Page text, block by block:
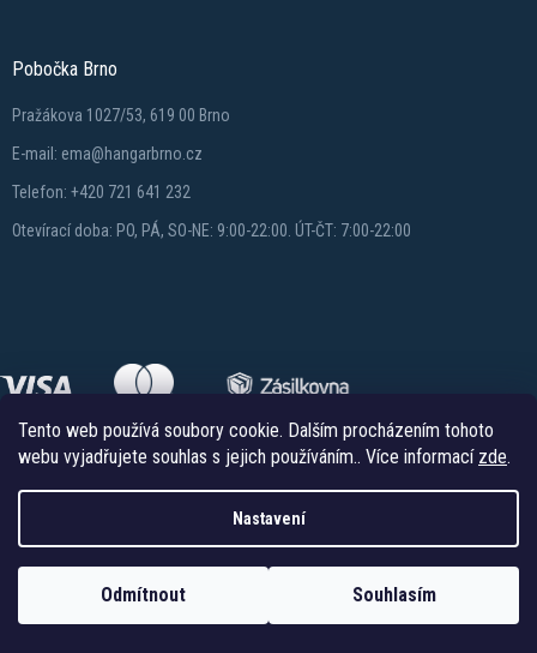
Tento web používá soubory cookie. Dalším procházením tohoto
webu vyjadřujete souhlas s jejich používáním.. Více informací zde.
Nastavení
Odmítnout Souhlasím
Pobočka Brno
Pražákova 1027/53, 619 00 Brno
E-mail: ema@hangarbrno.cz
Telefon: +420 721 641 232
Otevírací doba: PO, PÁ, SO-NE: 9:00-22:00. ÚT-ČT: 7:00-22:00
Hangareshop.cz. Všechna práva vyhrazena.